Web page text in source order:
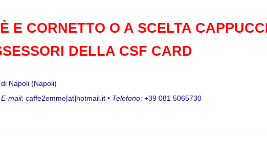
E CORNETTO O A SCELTA
DELLA CSF CARD
Napoli (Napoli)
E-mail: caffe2emme[at]hotmail.it • Telefono: +39 081 5065730